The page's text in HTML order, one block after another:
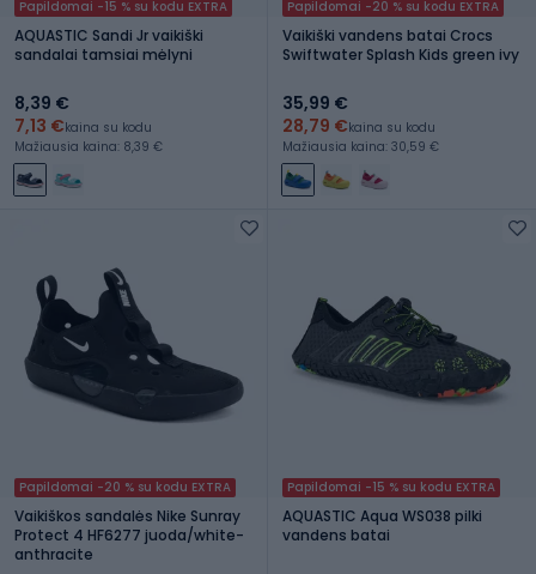
Papildomai -15 % su kodu EXTRA
AQUASTIC Sandi Jr vaikiški
sandalai tamsiai mėlyni
8,39 €
7,13 €kaina su kodu
Mažiausia kaina: 8,39 €
Papildomai -20 % su kodu EXTRA
Vaikiški vandens batai Crocs
Swiftwater Splash Kids green ivy
35,99 €
28,79 €kaina su kodu
Mažiausia kaina: 30,59 €
Papildomai -20 % su kodu EXTRA
Vaikiškos sandalės Nike Sunray
Protect 4 HF6277 juoda/white-
anthracite
Papildomai -15 % su kodu EXTRA
AQUASTIC Aqua WS038 pilki
vandens batai